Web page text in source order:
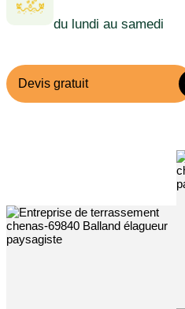
du lundi au samedi
Devis gratuit